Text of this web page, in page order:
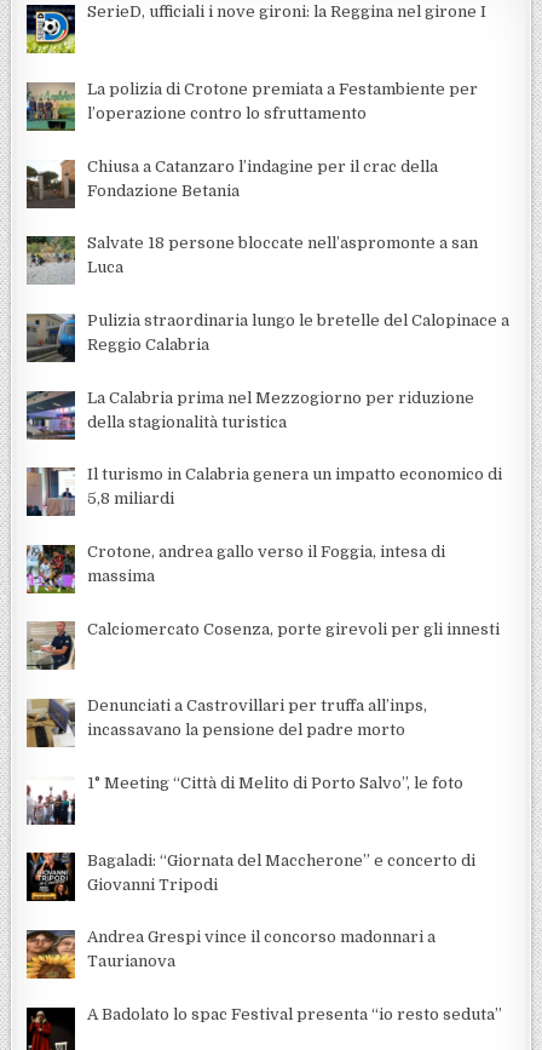
SerieD, ufficiali i nove gironi: la Reggina nel girone I
La polizia di Crotone premiata a Festambiente per
l’operazione contro lo sfruttamento
Chiusa a Catanzaro l’indagine per il crac della
Fondazione Betania
Salvate 18 persone bloccate nell’aspromonte a san
Luca
Pulizia straordinaria lungo le bretelle del Calopinace a
Reggio Calabria
La Calabria prima nel Mezzogiorno per riduzione
della stagionalità turistica
Il turismo in Calabria genera un impatto economico di
5,8 miliardi
Crotone, andrea gallo verso il Foggia, intesa di
massima
Calciomercato Cosenza, porte girevoli per gli innesti
Denunciati a Castrovillari per truffa all’inps,
incassavano la pensione del padre morto
1° Meeting “Città di Melito di Porto Salvo”, le foto
Bagaladi: “Giornata del Maccherone” e concerto di
Giovanni Tripodi
Andrea Grespi vince il concorso madonnari a
Taurianova
A Badolato lo spac Festival presenta “io resto seduta”